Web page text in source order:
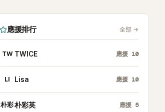
應援排行 全部 →
TW TWICE 應援 10
LI Lisa 應援 10
朴彩朴彩英 應援 5